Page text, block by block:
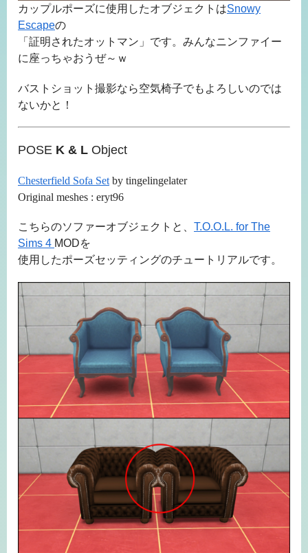
カップルポーズに使用したオブジェクトはSnowy
Escapeの
「証明されたオットマン」です。みんなニンファイー
に座っちゃおうぜ～ｗ
バストショット撮影なら空気椅子でもよろしいのでは
ないかと！
POSE K & L Object
Chesterfield Sofa Set by tingelingelater
Original meshes : eryt96
こちらのソファーオブジェクトと、 T.O.O.L. for The
Sims 4 MODを
使用したポーズセッティングのチュートリアルです。